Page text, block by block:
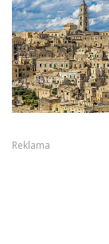
Reklama